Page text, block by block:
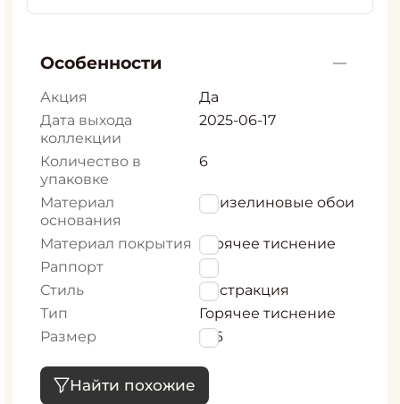
Особенности
Акция
Да
Дата выхода
коллекции
2025-06-17
Количество в
упаковке
6
Материал
основания
флизелиновые обои
Материал покрытия Горячее тиснение
Раппорт
64
Стиль
Абстракция
Тип
Горячее тиснение
Размер
106
Найти похожие